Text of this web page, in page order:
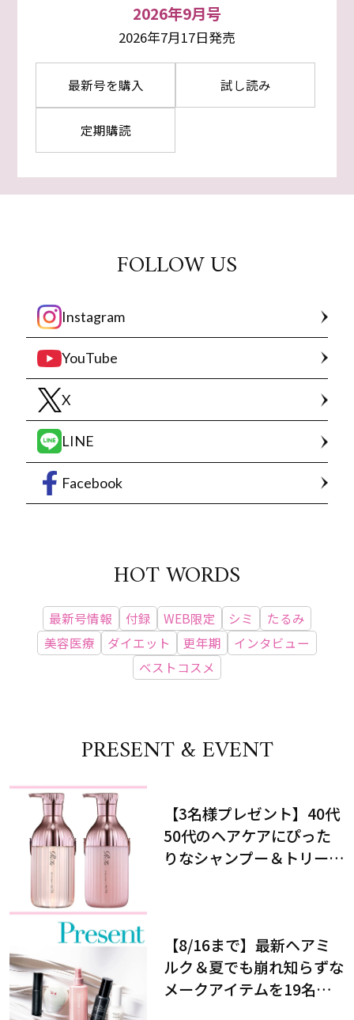
2026年9月号
2026年7月17日発売
最新号を購入 試し読み
定期購読
FOLLOW US
Instagram
YouTube
X
LINE
Facebook
HOT WORDS
最新号情報 付録 WEB限定 シミ
たるみ
美容医療
ダイエット 更年期
インタビュー
ベストコスメ
PRESENT & EVENT
【3名様プレゼント】40代
50代のヘアケアにぴった
りなシャンプー＆トリート
【8/16まで】最新ヘアミ
ルク＆夏でも崩れ知らずな
メークアイテムを19名様